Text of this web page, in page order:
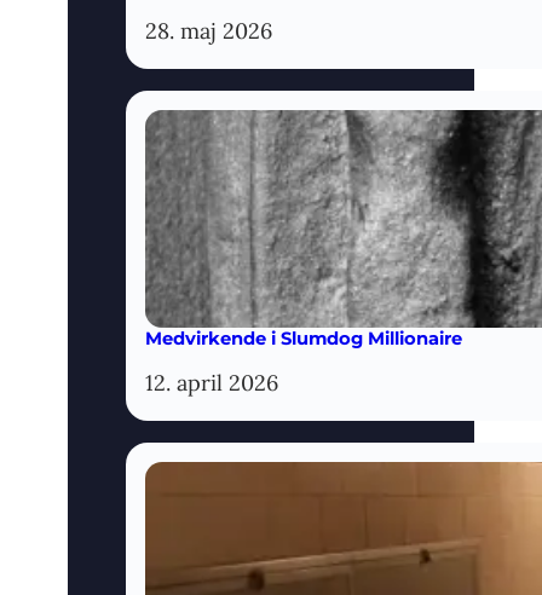
28. maj 2026
Medvirkende i Slumdog Millionaire
12. april 2026